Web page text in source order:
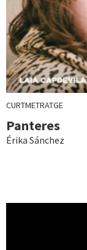
CURTMETRATGE
Panteres
Érika Sánchez